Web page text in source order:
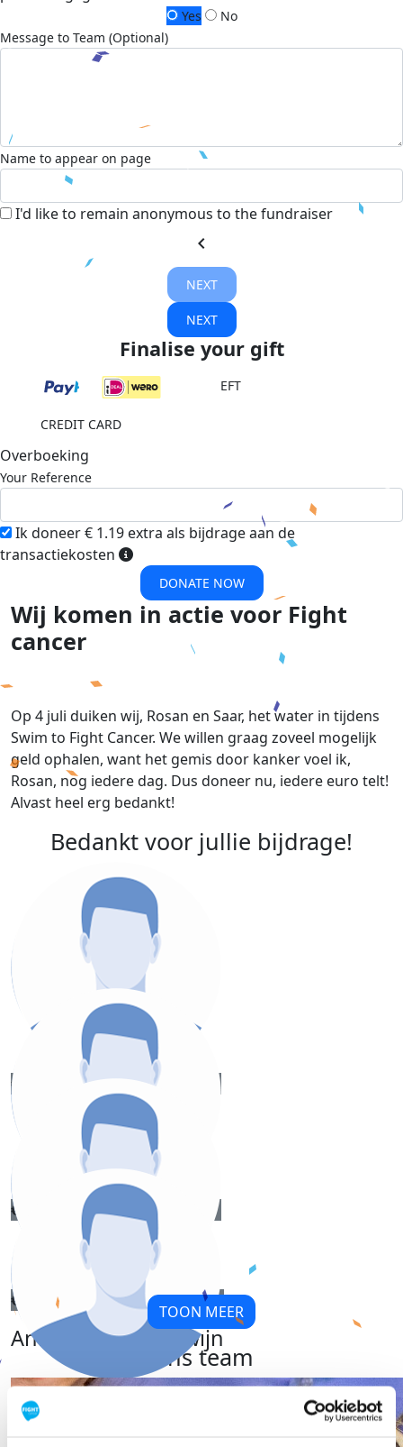
Yes
No
Message to Team (Optional)
Name to appear on page
I'd like to remain anonymous to the fundraiser
chevron_left
NEXT
NEXT
Finalise your gift
EFT
CREDIT CARD
Overboeking
Your Reference
Ik doneer € 1.19 extra als bijdrage aan de
transactiekosten
DONATE NOW
Wij komen in actie voor Fight
cancer
Op 4 juli duiken wij, Rosan en Saar, het water in tijdens
Swim to Fight Cancer. We willen graag zoveel mogelijk
geld ophalen, want het gemis door kanker voel ik,
Rosan, nog iedere dag. Dus doneer nu, iedere euro telt!
Alvast heel erg bedankt!
Bedankt voor jullie bijdrage!
€
L
Mooie prestatie Saar!
€
Hanna
€
Annemieke Koelewijn
€20,00
TOON MEER
Ons team